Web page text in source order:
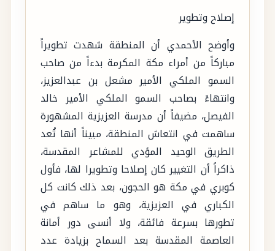
إصلاح وتطوير
وأوضح الأحمدي أن المنطقة شهدت تطويراً
مباركاً من أمراء مكة المكرمة بدءاً من صاحب
السمو الملكي الأمير مشعل بن عبدالعزيز،
وانتهاءً بصاحب السمو الملكي الأمير خالد
الفيصل، مضيفاً أن مدرسة العزيزية المشهورة
ساهمت في انتعاش المنطقة، مبيناً أنها تُعد
الطريق الوحيد المؤدي للمشاعر المقدسة،
ذاكراً أن التغيير كان إصلاحا وتطويرا لها، فأول
كوبري في مكة هو الحجون، بعد ذلك كانت كل
الكباري في العزيزية، وهو ما ساهم في
تطورها بسرعة فائقة، ولا أنسى دور أمانة
العاصمة المقدسة بعد السماح بزيادة عدد